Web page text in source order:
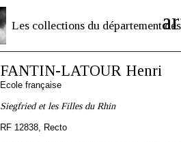
Les collections du département des
FANTIN-LATOUR Henri
Ecole française
Siegfried et les Filles du Rhin
RF 12838, Recto